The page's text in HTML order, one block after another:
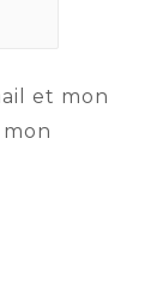
et mon